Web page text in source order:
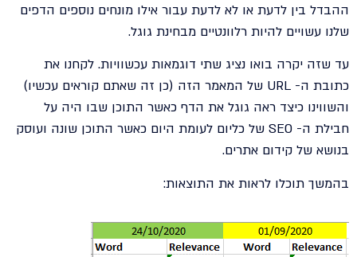
ההבדל בין לדעת או לא לדעת עבור אילו מונחים נוספים הדפים
שלנו עשויים להיות רלוונטיים מבחינת גוגל.
עד שזה יקרה בואו נציג שתי דוגמאות עכשוויות. לקחנו את
כתובת ה- URL של המאמר הזה (כן זה שאתם קוראים עכשיו)
והשווינו כיצד ראה גוגל את הדף כאשר התוכן שבו היה על
חבילת ה- SEO של כליום לעומת היום כאשר התוכן שונה ועוסק
בנושא של קידום אתרים.
בהמשך תוכלו לראות את התוצאות: